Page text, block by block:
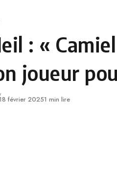
: «
joueur
février 20251 min lire